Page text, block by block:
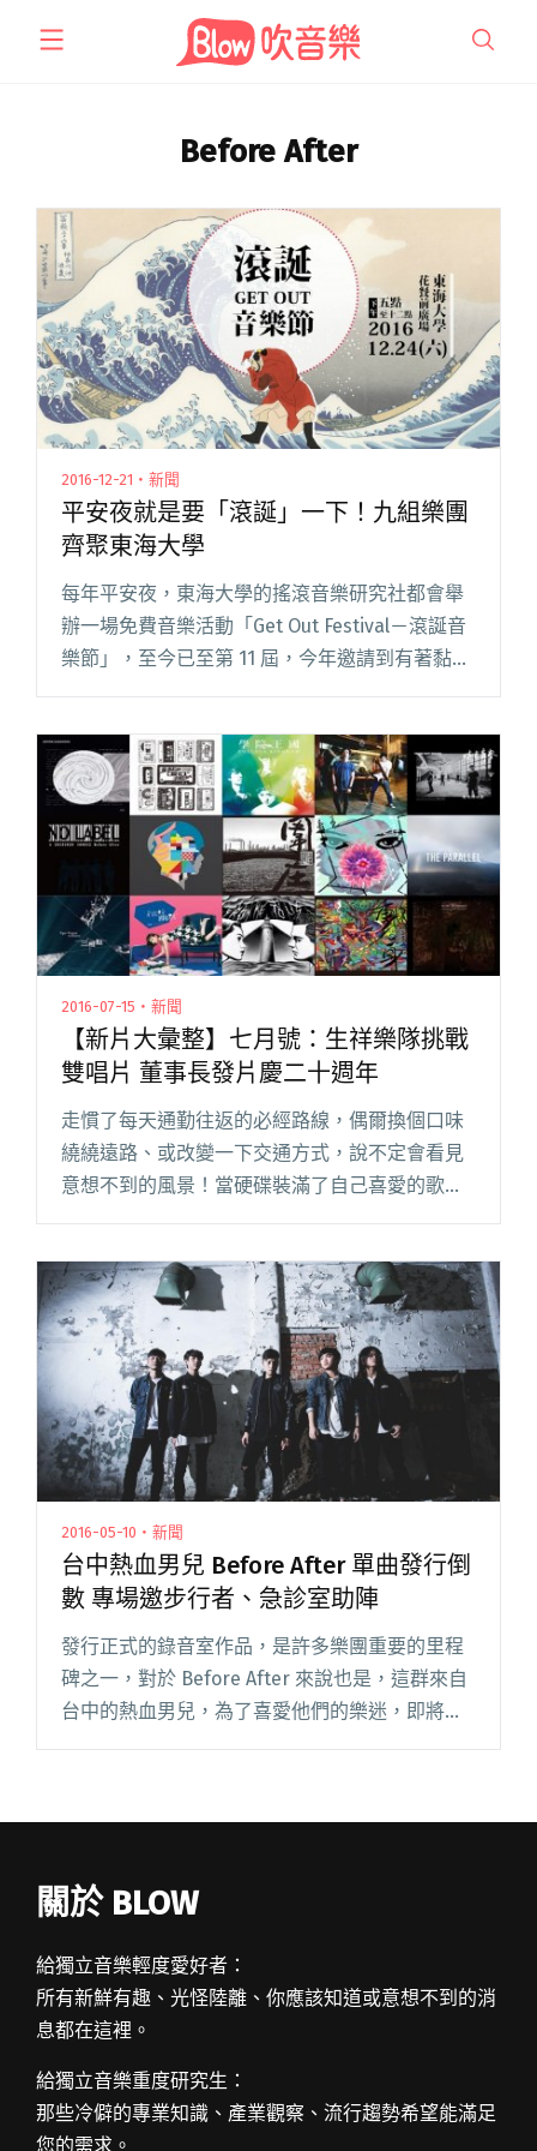
Before After
2016-12-21・新聞
平安夜就是要「滾誕」一下！九組樂團
齊聚東海大學
每年平安夜，東海大學的搖滾音樂研究社都會舉
辦一場免費音樂活動「Get Out Festival－滾誕音
樂節」，至今已至第 11 屆，今年邀請到有著黏稠
硬派的南方原素和哈扣龐「The Roadside
文 "平安夜就是要「滾誕」一下！九組樂團齊聚
東海大學"
2016-07-15・新聞
【新片大彙整】七月號：生祥樂隊挑戰
雙唱片 董事長發片慶二十週年
走慣了每天通勤往返的必經路線，偶爾換個口味
繞繞遠路、或改變一下交通方式，說不定會看見
意想不到的風景！當硬碟裝滿了自己喜愛的歌
常不太會接觸的作品吧！ 最近也有閱讀全文
"【新片大彙整】七月號：生祥樂隊挑戰雙唱片
董事長發片慶二十週年"
2016-05-10・新聞
台中熱血男兒 Before After 單曲發行倒
數 專場邀步行者、急診室助陣
發行正式的錄音室作品，是許多樂團重要的里程
碑之一，對於 Before After 來說也是，這群來自
台中的熱血男兒，為了喜愛他們的樂迷，即將推
出首張作品《No Label》，6/12 在主場地台中
關於 BLOW
給獨立音樂輕度愛好者：
所有新鮮有趣、光怪陸離、你應該知道或意想不到的消
息都在這裡。
給獨立音樂重度研究生：
那些冷僻的專業知識、產業觀察、流行趨勢希望能滿足
您的需求。